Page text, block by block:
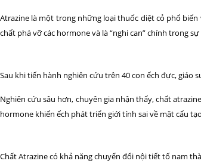
Atrazine là một trong những loại thuốc diệt cỏ phổ biến
chất phá vỡ các hormone và là “nghi can” chính trong
Sau khi tiến hành nghiên cứu trên 40 con ếch đực,
Nghiên cứu sâu hơn, chuyên gia nhận thấy, chất
hormone khiến ếch phát triển giới tính sai về mặt cấu
Chất Atrazine có khả năng chuyển đổi nội tiết tố nam